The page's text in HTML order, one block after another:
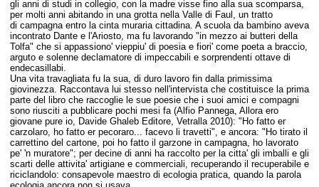
gli anni di studi in collegio, con la madre visse fino alla sua scomparsa,
per molti anni abitando in una grotta nella Valle di Faul, un tratto
di campagna entro la cinta muraria cittadina. A scuola da bambino aveva
incontrato Dante e l'Ariosto, ma fu lavorando "in mezzo ai butteri della
Tolfa" che si appassiono' vieppiu' di poesia e fiori' come poeta a braccio,
arguto e solenne declamatore di impeccabili e sorprendenti ottave di
endecasillabi.
Una vita travagliata fu la sua, di duro lavoro fin dalla primissima
giovinezza. Raccontava lui stesso nell'intervista che costituisce la prima
parte del libro che raccoglie le sue poesie che i suoi amici e compagni
sono riusciti a pubblicare pochi mesi fa (Alfio Pannega, Allora ero
giovane pure io, Davide Ghaleb Editore, Vetralla 2010): "Ho fatto er
carzolaro, ho fatto er pecoraro... facevo li travetti", e ancora: "Ho tirato il
carrettino del cartone, poi ho fatto il garzone in campagna, ho lavorato
pe' 'n muratore"; per decine di anni ha raccolto per la citta' gli imballi e gli
scarti delle attivita' artigiane e commerciali, recuperando il recuperabile e
riciclandolo: consapevole maestro di ecologia pratica, quando la parola